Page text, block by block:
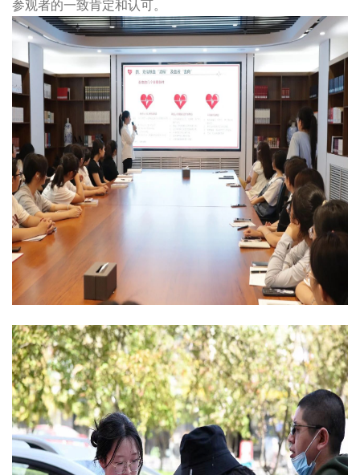
参观者的一致肯定和认可。